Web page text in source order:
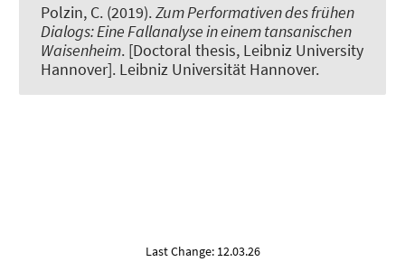
Polzin, C. (2019).Zum Performativen des frühen
Dialogs: Eine Fallanalyse in einem tansanischen
Waisenheim. [Doctoral thesis, Leibniz University
Hannover]. Leibniz Universität Hannover.
Last Change: 12.03.26